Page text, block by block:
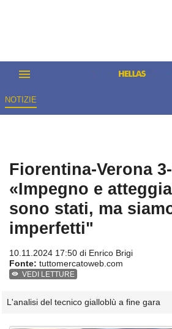
NOTIZIE
Fiorentina-Verona
«Impegno e
sono stati, ma
imperfetti"
10.11.2024 17:50 di Enrico Brigi
Fonte: tuttomercatoweb.com
VEDI LETTURE
L'analisi del tecnico gialloblù a fine gara